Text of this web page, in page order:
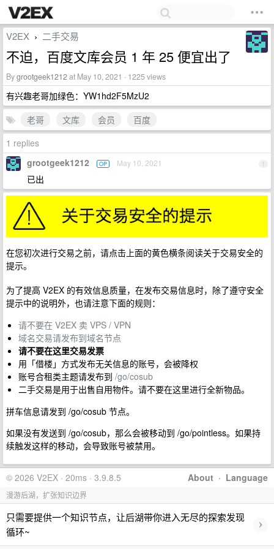
V2EX › 二手交易
不迫，百度文库会员 1 年 25 便宜出了
Bygrootgeek1212at May 10, 2021 · 1225 views
有兴趣老哥加绿色：YW1hd2F5MzU2
老哥
文库 会员
百度
1 replies
1
grootgeek1212 OP May 10, 2021
已出
在您初次进行交易之前，请点击上面的黄色横条阅读关于交易安全的
提示。
为了提高 V2EX 的有效信息质量，在发布交易信息时，除了遵守安全
提示中的说明外，也请注意下面的规则：
请不要在 V2EX 卖 VPS / VPN
域名交易请发布到域名节点
请不要在这里交易发票
用「借楼」方式发布无关信息的账号，会被降权
账号合租类主题请发布到 /go/cosub
二手交易是用于出售自用物件。请不要在这里进行全新物品。
拼车信息请发到 /go/cosub 节点。
如果没有发送到 /go/cosub，那么会被移动到 /go/pointless。如果持
续触发这样的移动，会导致账号被禁用。
About · Language
© 2026 V2EX · 20ms · 3.9.8.5
漫游后湖，扩张知识边界
只需要提供一个知识节点，让后湖带你进入无尽的探索发现
循环~
›